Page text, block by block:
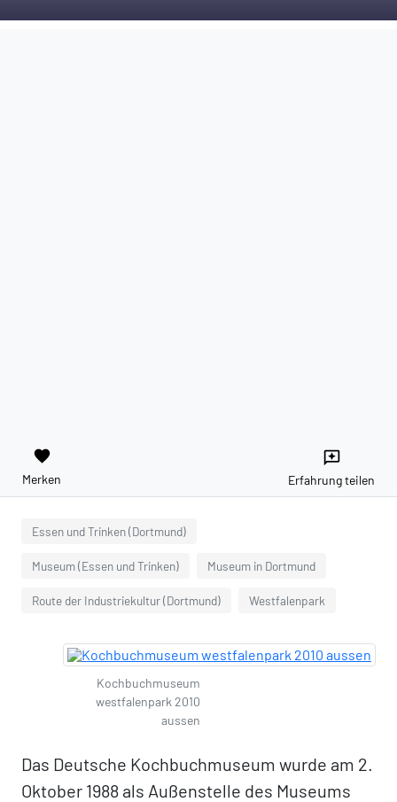
favorite
Merken
reviews
Erfahrung teilen
Essen und Trinken (Dortmund)
Museum (Essen und Trinken) Museum in Dortmund
Route der Industriekultur (Dortmund) Westfalenpark
Kochbuchmuseum
westfalenpark 2010
aussen
Das Deutsche Kochbuchmuseum wurde am 2.
Oktober 1988 als Außenstelle des Museums